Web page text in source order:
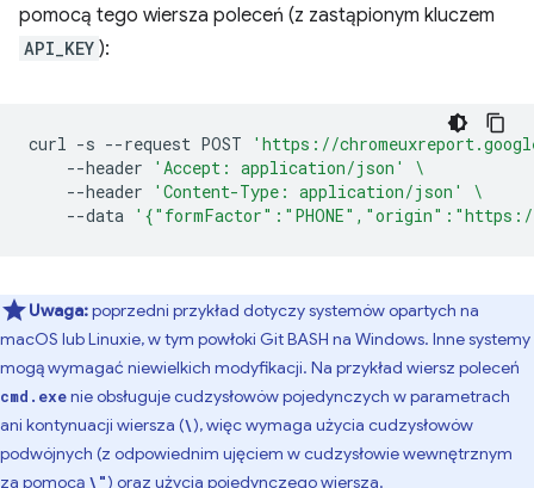
pomocą tego wiersza poleceń (z zastąpionym kluczem
API_KEY ):
curl -s --request POST
'https://
--header
'Accept: application/json'
\
--header
'Content-Type: application/json'
\
--data
Uwaga:poprzedni przykład dotyczy systemów opartych na
macOS lub Linuxie, w tym powłoki Git BASH na Windows. Inne systemy
mogą wymagać niewielkich modyfikacji. Na przykład wiersz poleceń
cmd.exenie obsługuje cudzysłowów pojedynczych w parametrach
ani kontynuacji wiersza (\), więc wymaga użycia cudzysłowów
podwójnych (z odpowiednim ujęciem w cudzysłowie wewnętrznym
za pomocą \") oraz użycia pojedynczego wiersza.